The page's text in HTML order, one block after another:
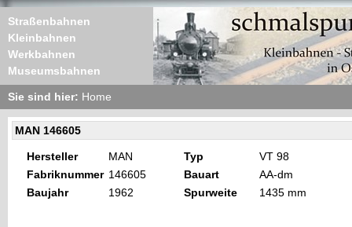
Straßenbahnen
Kleinbahnen
Werkbahnen
Museumsbahnen
Sie sind hier: Home
MAN 146605
Hersteller MAN Typ
VT 98
Fabriknummer 146605 Bauart
AA-dm
Baujahr
1962 Spurweite 1435 mm